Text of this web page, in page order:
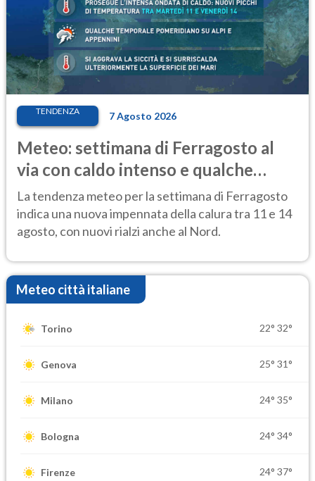
TENDENZA 7 Agosto 2026
Meteo: settimana di Ferragosto al
via con caldo intenso e qualche
temporale
La tendenza meteo per la settimana di Ferragosto
indica una nuova impennata della calura tra 11 e 14
agosto, con nuovi rialzi anche al Nord.
Meteo città italiane
Torino 22° 32°
Genova 25° 31°
Milano 24° 35°
Bologna 24° 34°
Firenze 24° 37°